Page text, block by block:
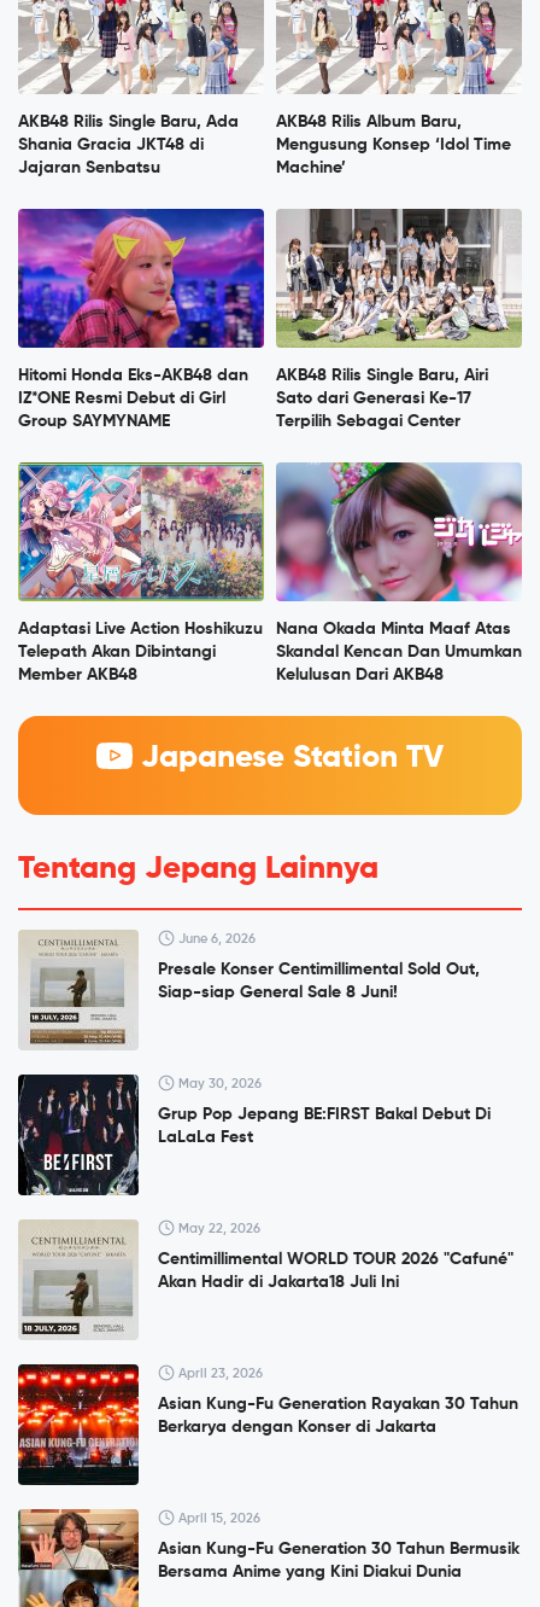
AKB48 Rilis Single Baru, Ada
Shania Gracia JKT48 di
Jajaran Senbatsu
AKB48 Rilis Album Baru,
Mengusung Konsep ‘Idol Time
Machine’
Hitomi Honda Eks-AKB48 dan
IZ*ONE Resmi Debut di Girl
Group SAYMYNAME
AKB48 Rilis Single Baru, Airi
Sato dari Generasi Ke-17
Terpilih Sebagai Center
Adaptasi Live Action Hoshikuzu
Telepath Akan Dibintangi
Member AKB48
Nana Okada Minta Maaf Atas
Skandal Kencan Dan Umumkan
Kelulusan Dari AKB48
Japanese Station TV
Tentang Jepang Lainnya
June 6, 2026
Presale Konser Centimillimental Sold Out,
Siap-siap General Sale 8 Juni!
May 30, 2026
Grup Pop Jepang BE:FIRST Bakal Debut Di
LaLaLa Fest
May 22, 2026
Centimillimental WORLD TOUR 2026 "Cafuné"
Akan Hadir di Jakarta18 Juli Ini
April 23, 2026
Asian Kung-Fu Generation Rayakan 30 Tahun
Berkarya dengan Konser di Jakarta
April 15, 2026
Asian Kung-Fu Generation 30 Tahun Bermusik
Bersama Anime yang Kini Diakui Dunia